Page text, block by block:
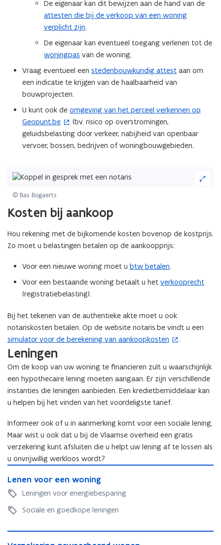
© Bas Bogaerts
(Klik
op
de
voor
vergrote
weergave)
De eigenaar kan dit bewijzen aan de hand van de
attesten die bij de verkoop van een woning
verplicht zijn.
De eigenaar kan eventueel toegang verlenen tot de
woningpas van de woning.
Vraag eventueel een stedenbouwkundig attest aan om
een indicatie te krijgen van de haalbaarheid van
bouwprojecten.
U kunt ook de omgeving van het perceel verkennen op
Geopunt.be
(
o
p
e
i
e
w
v
n
s
e
(bv. risico op overstromingen,
geluidsbelasting door verkeer, nabijheid van openbaar
vervoer, bossen, bedrijven of woningbouwgebieden.
Kosten bij aankoop
Hou rekening met de bijkomende kosten bovenop de kostprijs.
Zo moet u belastingen betalen op de aankoopprijs:
Voor een nieuwe woning moet u btw betalen.
Voor een bestaande woning betaalt u het verkooprecht
(registratiebelasting).
Bij het tekenen van de authentieke akte moet u ook
notariskosten betalen. Op de website notaris.be vindt u een
simulator voor de berekening van aankoopkosten
(
o
p
e
n
t
n
n
i
e
w
v
e
s
t
.
Leningen
Om de koop van uw woning te financieren zult u waarschijnlijk
een hypothecaire lening moeten aangaan. Er zijn verschillende
instanties die leningen aanbieden. Een kredietbemiddelaar kan
u helpen bij het vinden van het voordeligste tarief.
Informeer ook of u in aanmerking komt voor een sociale lening.
Maar wist u ook dat u bij de Vlaamse overheid een gratis
verzekering kunt afsluiten die u helpt uw lening af te lossen als
u onvrijwillig werkloos wordt?
e
n
n
o
o
Lenen voor een woning
L
e
n
e
v
o
Leningen voor energiebesparing
Sociale en goedkope leningen